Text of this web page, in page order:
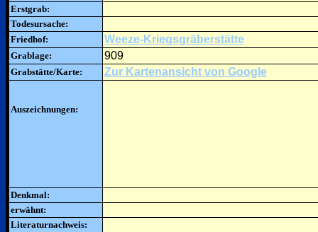
Erstgrab:
Todesursache:
Friedhof:
Weeze-Kriegsgräberstätte
Grablage: 909
Grabstätte/Karte: Zur Kartenansicht von Google
Auszeichnungen:
Denkmal:
erwähnt:
Literaturnachweis: